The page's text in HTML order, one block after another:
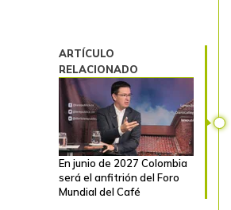
ARTÍCULO
RELACIONADO
En junio de 2027 Colombia
será el anfitrión del Foro
Mundial del Café